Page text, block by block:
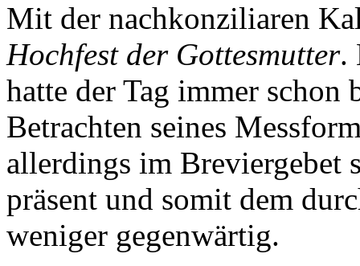
Mit der nachkonziliaren
Hochfest der Gottesmutter.
hatte der Tag immer schon
Betrachten seines
allerdings im Breviergebet
präsent und somit dem
weniger gegenwärtig.